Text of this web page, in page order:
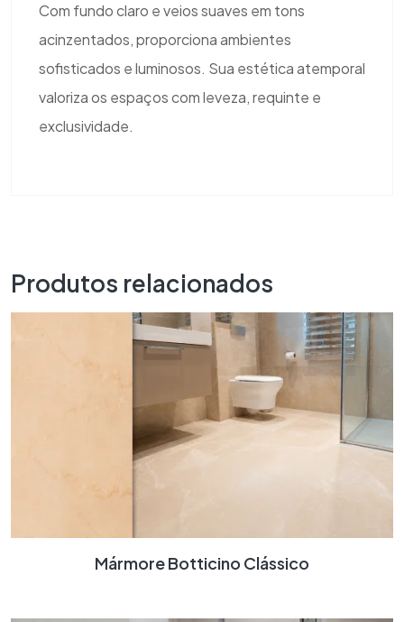
Com fundo claro e veios suaves em tons
acinzentados, proporciona ambientes
sofisticados e luminosos. Sua estética atemporal
valoriza os espaços com leveza, requinte e
exclusividade.
Produtos relacionados
Mármore Botticino Clássico